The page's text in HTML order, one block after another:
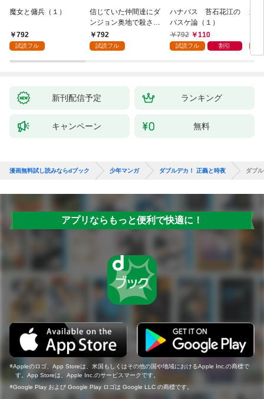
魔女と傭兵（１）
792
試読フル
信じていた仲間達にダ
ンジョン奥地で殺され
かけたがギフト『無限
ガチャ』でレベル９９
（１）
792
試読フル
ハナバス 苔石花江の
バスケ論（１）
792
110
試読フル 割引
追
強
～
新刊配信予定 ランキング
キャンペーン 無料
漫画無料試し読みならdブック 少年マンガ ダブルデカ！ 正義と時夜 ダブ
アプリならもっと便利で快適に！
Appleのロゴ、App Storeは、米国もしくはその他の国や地域におけるApple Inc.の商標で
す。App Storeは、Apple Inc.のサービスマークです。
Google Play および Google Play ロゴは Google LLC の商標です。